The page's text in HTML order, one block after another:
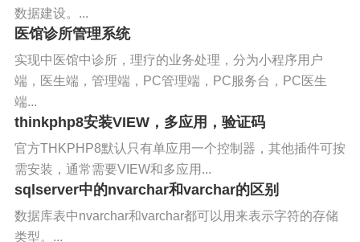
数据建设。...
医馆诊所管理系统
实现中医馆中诊所，理疗的业务处理，分为小程序用户
端，医生端，管理端，PC管理端，PC服务台，PC医生
端...
thinkphp8安装VIEW，多应用，验证码
官方THKPHP8默认只有单应用一个控制器，其他插件可按
需安装，通常需要VIEW和多应用...
sqlserver中的nvarchar和varchar的区别
数据库表中nvarchar和varchar都可以用来表示字符的存储
类型。...